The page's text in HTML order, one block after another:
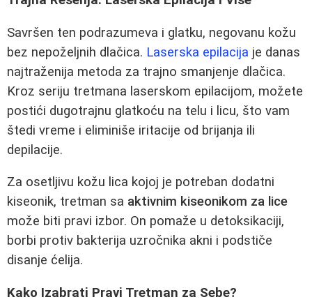
Savršen ten podrazumeva i glatku, negovanu kožu
bez nepoželjnih dlačica. Laserska epilacija je danas
najtraženija metoda za trajno smanjenje dlačica.
Kroz seriju tretmana laserskom epilacijom, možete
postići dugotrajnu glatkoću na telu i licu, što vam
štedi vreme i eliminiše iritacije od brijanja ili
depilacije.
Za osetljivu kožu lica kojoj je potreban dodatni
kiseonik, tretman sa aktivnim kiseonikom za lice
može biti pravi izbor. On pomaže u detoksikaciji,
borbi protiv bakterija uzročnika akni i podstiče
disanje ćelija.
Kako Izabrati Pravi Tretman za Sebe?